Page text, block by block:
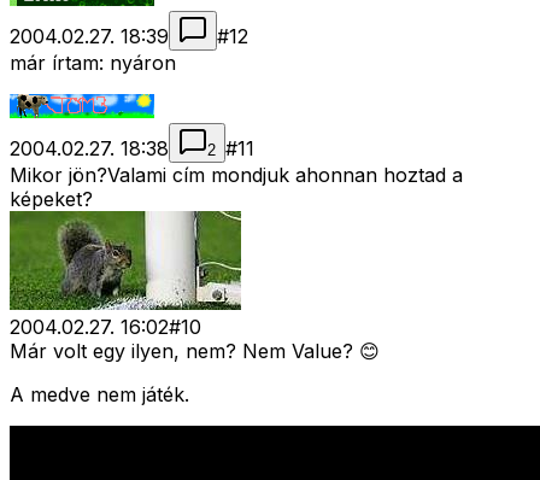
2004.02.27. 18:39 #12
már írtam: nyáron
2004.02.27. 18:38 2 #11
Mikor jön?Valami cím mondjuk ahonnan hoztad a
képeket?
2004.02.27. 16:02#10
Már volt egy ilyen, nem? Nem Value? 😊
A medve nem játék.